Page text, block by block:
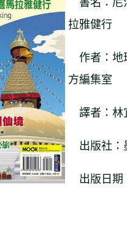
高峰》：嘗試新紀錄的機會
隊伍登上K2峰
拉雅健行
作者：地
方編集室
譯者：林
出版社：
出版日期